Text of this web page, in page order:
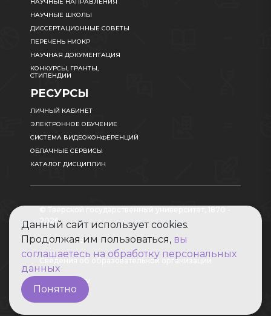
НАУЧНЫЕ ШКОЛЫ
ДИССЕРТАЦИОННЫЕ СОВЕТЫ
ПЕРЕЧЕНЬ НИОКР
НАУЧНАЯ ДОКУМЕНТАЦИЯ
КОНКУРСЫ, ГРАНТЫ,
СТИПЕНДИИ
РЕСУРСЫ
ЛИЧНЫЙ КАБИНЕТ
ЭЛЕКТРОННОЕ ОБУЧЕНИЕ
СИСТЕМА ВИДЕОКОНФЕРЕНЦИЙ
ОБЛАЧНЫЕ СЕРВИСЫ
КАТАЛОГ ДИСЦИПЛИН
2026
Карта сайта
Сведения об образовательной организации
Абитуриенту
Данный сайт использует cookies.
Продолжая им пользоваться, вы
соглашаетесь на обработку персональных
данных
Понятно